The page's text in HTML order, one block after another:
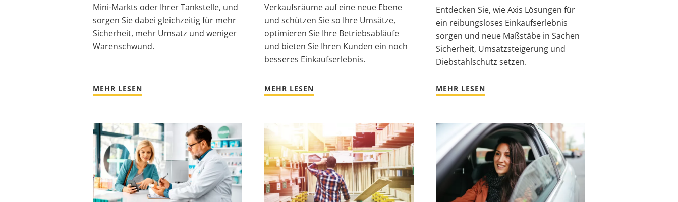
Mini-Markts oder Ihrer Tankstelle, und
sorgen Sie dabei gleichzeitig für mehr
Sicherheit, mehr Umsatz und weniger
Warenschwund.
MEHR LESEN
Verkaufsräume auf eine neue Ebene
und schützen Sie so Ihre Umsätze,
optimieren Sie Ihre Betriebsabläufe
und bieten Sie Ihren Kunden ein noch
besseres Einkaufserlebnis.
MEHR LESEN
Entdecken Sie, wie Axis Lösungen für
ein reibungsloses Einkaufserlebnis
sorgen und neue Maßstäbe in Sachen
Sicherheit, Umsatzsteigerung und
Diebstahlschutz setzen.
MEHR LESEN